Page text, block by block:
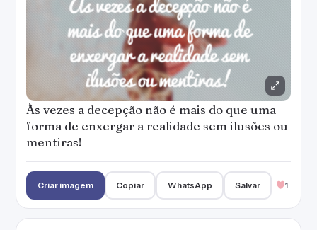
Às vezes a decepção não é mais do que uma
forma de enxergar a realidade sem ilusões ou
mentiras!
Criar imagem Copiar WhatsApp Salvar 1